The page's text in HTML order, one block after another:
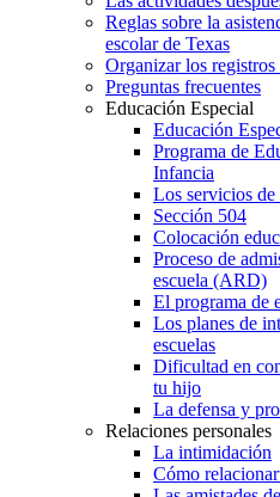
Reglas sobre la
escolar de Texas
Organizar los registros
Preguntas frecuentes
Educación Especial
Educación
Programa de
Infancia
Los servicios de
Sección 504
Colocación
Proceso de
escuela (ARD)
El programa de
Los planes de
escuelas
Dificultad en
tu hijo
La defensa y
Relaciones personales
La intimidación
Cómo